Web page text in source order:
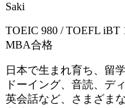
Saki
TOEIC 980 / TOEFL iBT
MBA合格
日本で生まれ育ち、留
ドーイング、音読、デ
英会話など、さまざま